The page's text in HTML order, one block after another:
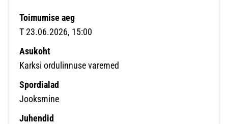
Toimumise aeg
T 23.06.2026, 15:00
Asukoht
Karksi ordulinnuse varemed
Spordialad
Jooksmine
Juhendid